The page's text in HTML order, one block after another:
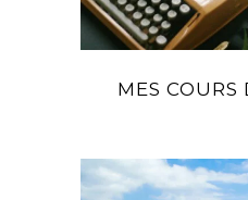
MES COURS